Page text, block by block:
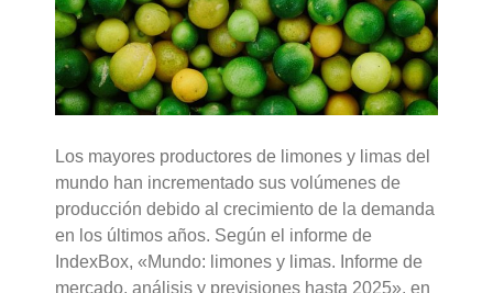
Los mayores productores de limones y limas del
mundo han incrementado sus volúmenes de
producción debido al crecimiento de la demanda
en los últimos años. Según el informe de
IndexBox, «Mundo: limones y limas. Informe de
mercado, análisis y previsiones hasta 2025», en